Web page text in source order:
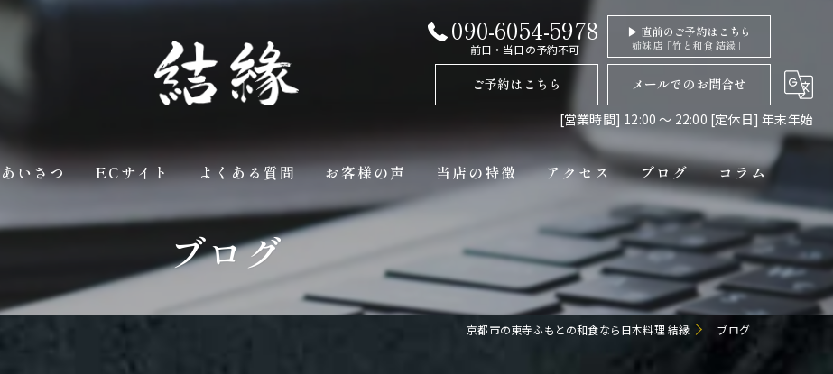
090-6054-5978
前日・当日の予約不可
▶ 直前のご予約はこちら
姉妹店「竹と和食 結縁」
ご予約はこちら
メールでのお問合せ
[営業時間] 12:00 〜 22:00 [定休日] 年末年始
いさつ ECサイト よくある質問 お客様の声 当店の特徴
コース
ペット連れ
アクセス ブログ コラム
ブログ
京都市の東寺ふもとの和食なら日本料理 結縁 ブログ